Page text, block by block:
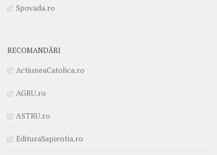
Spovada.ro
RECOMANDĂRI
ActiuneaCatolica.ro
AGRU.ro
ASTRU.ro
EdituraSapientia.ro